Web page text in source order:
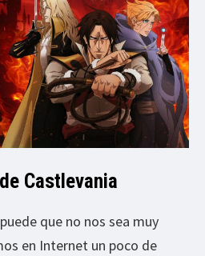
Castlevania
que no nos sea muy
en Internet un poco de